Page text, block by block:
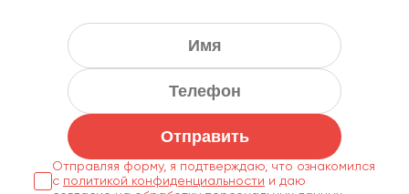
Отправить
Отправляя форму, я подтверждаю, что ознакомился
с политикой конфиденциальности